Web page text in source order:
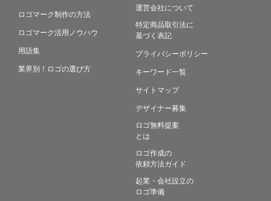
ロゴマーク制作の方法
ロゴマーク活用ノウハウ
用語集
業界別！ロゴの選び方
運営会社について
特定商品取引法に
基づく表記
プライバシーポリシー
キーワード一覧
サイトマップ
デザイナー募集
ロゴ無料提案
とは
ロゴ作成の
依頼方法ガイド
起業・会社設立の
ロゴ準備